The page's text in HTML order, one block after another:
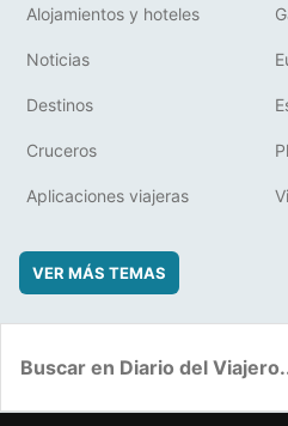
Alojamientos y hoteles
Noticias
Destinos
Cruceros
Aplicaciones viajeras
VER MÁS TEMAS